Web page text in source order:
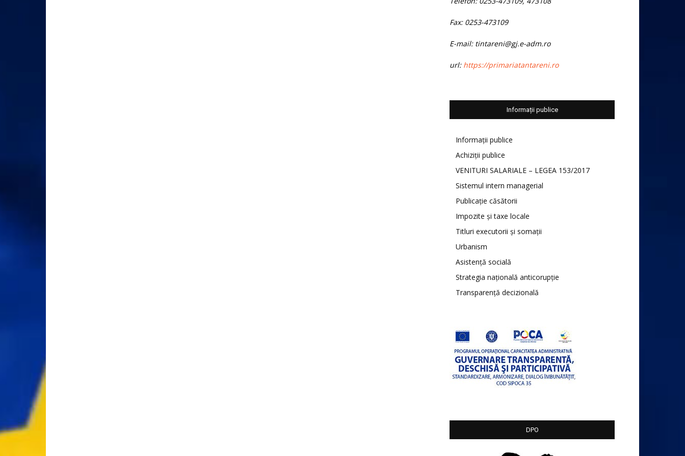
Fax: 0253-473109
E-mail: tintareni@gj.e-adm.ro
url: https://primariatantareni.ro
Informații publice
Informații publice
Achiziții publice
VENITURI SALARIALE – LEGEA 153/2017
Sistemul intern managerial
Publicație căsătorii
Impozite și taxe locale
Titluri executorii și somații
Urbanism
Asistență socială
Strategia națională anticorupție
Transparență decizională
DPO